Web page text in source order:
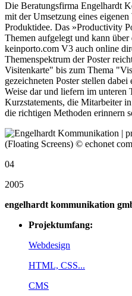
Die Beratungsfirma Engelhardt
mit der Umsetzung eines
Produktidee. Das »Productivity
Themen aufgelegt und kann
keinporto.com V3 auch online
Themenspektrum der Poster
Visitenkarte" bis zum Thema
gezeichneten Poster stellen
Weise dar und liefern im unteren
Kurzstatements, die Mitarbeiter
die richtigen Methoden erinnern
04
2005
engelhardt kommunikation
Projektumfang:
Webdesign
HTML, CSS...
CMS